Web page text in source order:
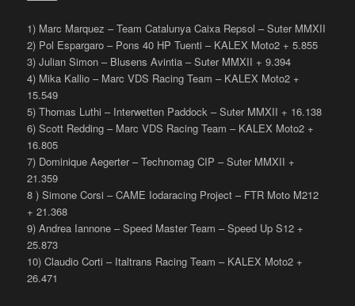
1) Marc Marquez – Team Catalunya Caixa Repsol – Suter MMXII
2) Pol Espargaro – Pons 40 HP Tuenti – KALEX Moto2 + 5.855
3) Julian Simon – Blusens Avintia – Suter MMXII + 9.394
4) Mika Kallio – Marc VDS Racing Team – KALEX Moto2 +
15.549
5) Thomas Luthi – Interwetten Paddock – Suter MMXII + 16.138
6) Scott Redding – Marc VDS Racing Team – KALEX Moto2 +
16.805
7) Dominique Aegerter – Technomag CIP – Suter MMXII +
21.359
8 ) Simone Corsi – CAME Iodaracing Project – FTR Moto M212
+ 21.368
9) Andrea Iannone – Speed Master Team – Speed Up S12 +
25.873
10) Claudio Corti – Italtrans Racing Team – KALEX Moto2 +
26.471